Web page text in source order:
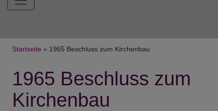
Breadcrumb
Startseite 1965 Beschluss zum Kirchenbau
1965 Beschluss zum
Kirchenbau